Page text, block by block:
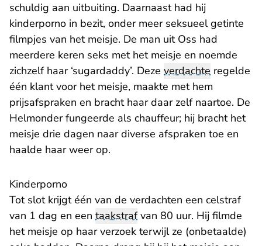
schuldig aan uitbuiting. Daarnaast had hij
kinderporno in bezit, onder meer seksueel getinte
filmpjes van het meisje. De man uit Oss had
meerdere keren seks met het meisje en noemde
zichzelf haar ‘sugardaddy’. Deze verdachte regelde
één klant voor het meisje, maakte met hem
prijsafspraken en bracht haar daar zelf naartoe. De
Helmonder fungeerde als chauffeur; hij bracht het
meisje drie dagen naar diverse afspraken toe en
haalde haar weer op.
Kinderporno
Tot slot krijgt één van de verdachten een celstraf
van 1 dag en een taakstrafvan 80 uur. Hij filmde
het meisje op haar verzoek terwijl ze (onbetaalde)